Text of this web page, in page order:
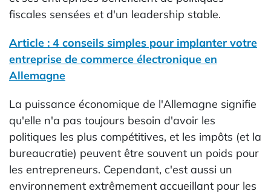
fiscales sensées et d'un leadership stable.
Article : 4 conseils simples pour implanter votre
entreprise de commerce électronique en
Allemagne
La puissance économique de l'Allemagne signifie
qu'elle n'a pas toujours besoin d'avoir les
politiques les plus compétitives, et les impôts (et la
bureaucratie) peuvent être souvent un poids pour
les entrepreneurs. Cependant, c'est aussi un
environnement extrêmement accueillant pour les